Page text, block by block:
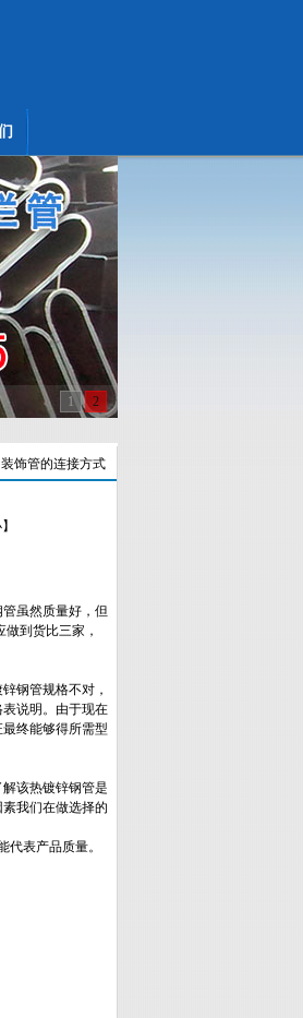
1
2
饰管的连接方式
】
虽然质量好，但
到货比三家，
钢管规格不对，
说明。由于现在
终能够得所需型
该热镀锌钢管是
我们在做选择的
表产品质量。